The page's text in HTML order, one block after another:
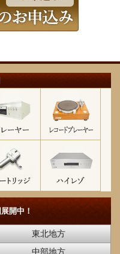
開中！
東北地方
中部地方